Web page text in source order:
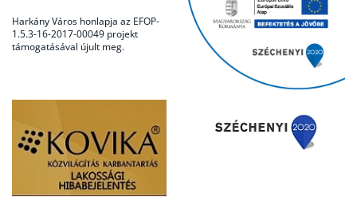
Harkány Város honlapja az EFOP-
1.5.3-16-2017-00049 projekt
támogatásával újult meg.